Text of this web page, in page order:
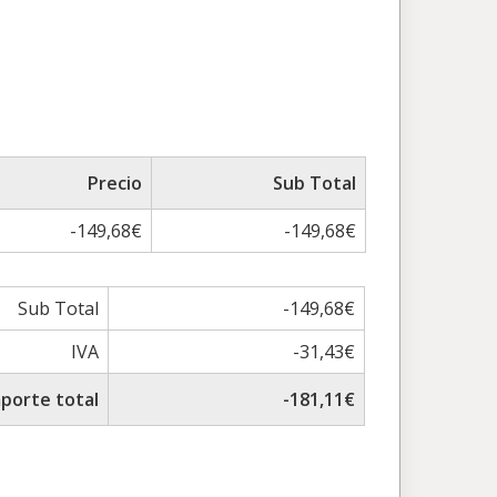
Precio
Sub Total
-149,68€
-149,68€
Sub Total
-149,68€
IVA
-31,43€
total
-181,11€